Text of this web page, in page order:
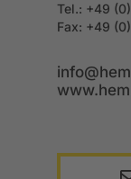
Tel.: +49
Fax: +49